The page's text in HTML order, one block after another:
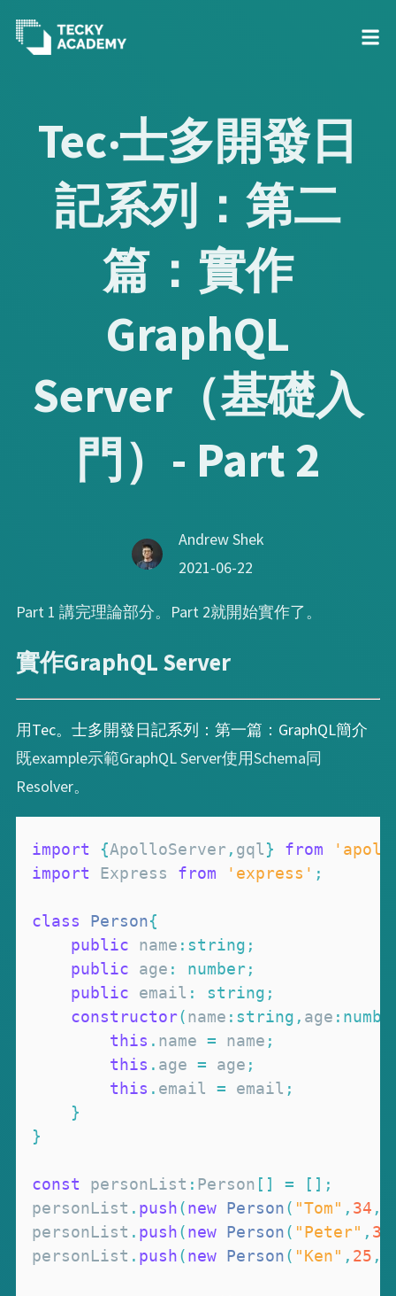
Tec‧士多開發日
記系列：第二
篇：實作
GraphQL
Server（基礎入
門）- Part 2
Andrew Shek
2021-06-22
Part 1 講完理論部分。Part 2就開始實作了。
實作GraphQL Server
用Tec。士多開發日記系列：第一篇：GraphQL簡介
既example示範GraphQL Server使用Schema同
Resolver。
import {ApolloServer , gql} from
import
Express from 'express' ;
class Person{
public name : string ;
public age : number;
public email : string ;
constructor(name : string , age :
this . name = name ;
this . age = age ;
this . email = email ;
}
}
const personList : Person [ ] = [ ] ;
personList . push(new Person( "Tom" , 34 ,
personList . push(new Person( "Peter" , 30
personList . push(new Person( "Ken" , 25 ,